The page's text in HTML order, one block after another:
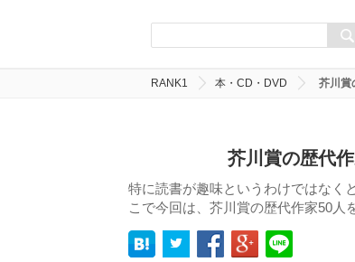
RANK1 本・CD・DVD 芥川賞
芥川賞の歴代
特に読書が趣味というわけではなく
こで今回は、芥川賞の歴代作家50人